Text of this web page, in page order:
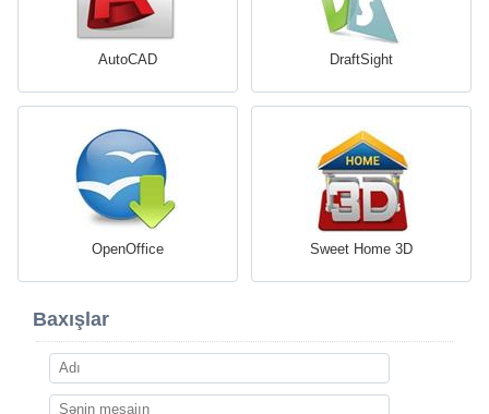
AutoCAD DraftSight
OpenOffice Sweet Home 3D
Baxışlar